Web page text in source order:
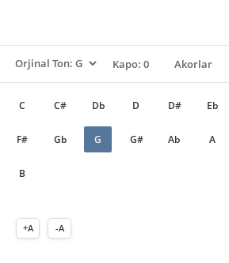
Kapo: 0 Akorlar
C C# Db D D# Eb
F# Gb G G# Ab A
B
+A -A